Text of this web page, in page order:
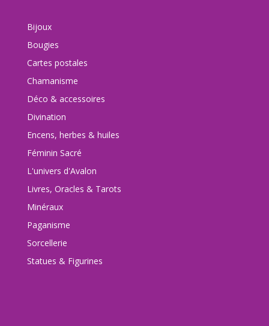
Bijoux
Bougies
Cartes postales
Chamanisme
Déco & accessoires
Divination
Encens, herbes & huiles
Féminin Sacré
L'univers d'Avalon
Livres, Oracles & Tarots
Minéraux
Paganisme
Sorcellerie
Statues & Figurines